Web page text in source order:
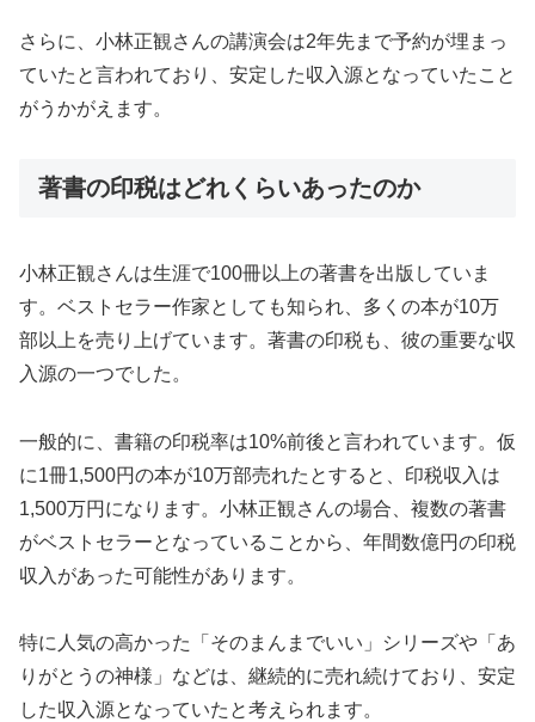
さらに、小林正観さんの講演会は2年先まで予約が埋まっ
ていたと言われており、安定した収入源となっていたこと
がうかがえます。
著書の印税はどれくらいあったのか
小林正観さんは生涯で100冊以上の著書を出版していま
す。ベストセラー作家としても知られ、多くの本が10万
部以上を売り上げています。著書の印税も、彼の重要な収
入源の一つでした。
一般的に、書籍の印税率は10%前後と言われています。仮
に1冊1,500円の本が10万部売れたとすると、印税収入は
1,500万円になります。小林正観さんの場合、複数の著書
がベストセラーとなっていることから、年間数億円の印税
収入があった可能性があります。
特に人気の高かった「そのまんまでいい」シリーズや「あ
りがとうの神様」などは、継続的に売れ続けており、安定
した収入源となっていたと考えられます。